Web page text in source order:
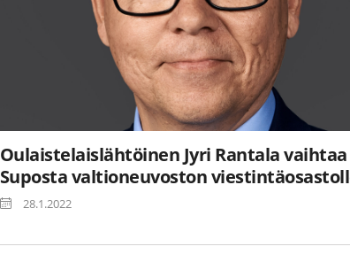
Oulaistelaislähtöinen Jyri Rantala vaihtaa
Suposta valtioneuvoston
28.1.2022